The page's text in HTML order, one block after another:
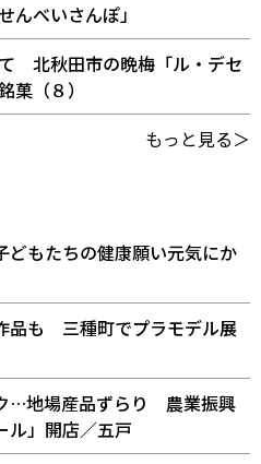
べいさんぽ」
北秋田市の晩梅「ル・デセ
（８）
もっと見る＞
もたちの健康願い元気にか
品も 三種町でプラモデル展
…地場産品ずらり 農業振興
ル」開店／五戸